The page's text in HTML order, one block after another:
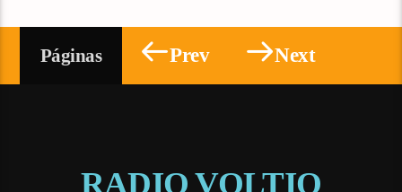
Páginas Prev Next
RADIO VOLTIO